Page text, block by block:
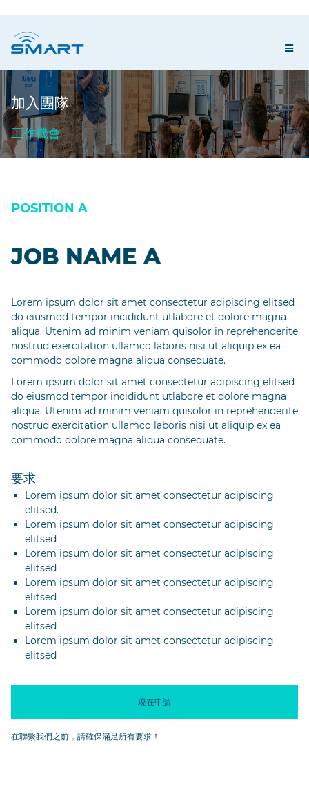
加入團隊
工作機會
POSITION A
JOB NAME A
Lorem ipsum dolor sit amet consectetur adipiscing elitsed
do eiusmod tempor incididunt utlabore et dolore magna
aliqua. Utenim ad minim veniam quisolor in reprehenderite
nostrud exercitation ullamco laboris nisi ut aliquip ex ea
commodo dolore magna aliqua consequate.
Lorem ipsum dolor sit amet consectetur adipiscing elitsed
do eiusmod tempor incididunt utlabore et dolore magna
aliqua. Utenim ad minim veniam quisolor in reprehenderite
nostrud exercitation ullamco laboris nisi ut aliquip ex ea
commodo dolore magna aliqua consequate.
要求
Lorem ipsum dolor sit amet consectetur adipiscing
elitsed.
Lorem ipsum dolor sit amet consectetur adipiscing
elitsed
Lorem ipsum dolor sit amet consectetur adipiscing
elitsed
Lorem ipsum dolor sit amet consectetur adipiscing
elitsed
Lorem ipsum dolor sit amet consectetur adipiscing
elitsed
Lorem ipsum dolor sit amet consectetur adipiscing
elitsed
現在申請
在聯繫我們之前，請確保滿足所有要求！